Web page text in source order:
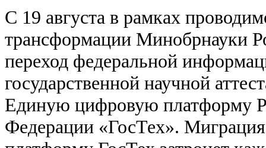
С 19 августа в рамках
трансформации Минобрнауки
переход федеральной
государственной научной
Единую цифровую платформу
Федерации «ГосТех».